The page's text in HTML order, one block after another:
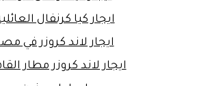
ايجار كيا كرنفال
ايجار لاند كروزر في
ايجار لاند كروزر مطار